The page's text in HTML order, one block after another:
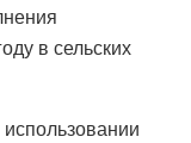
в сельских